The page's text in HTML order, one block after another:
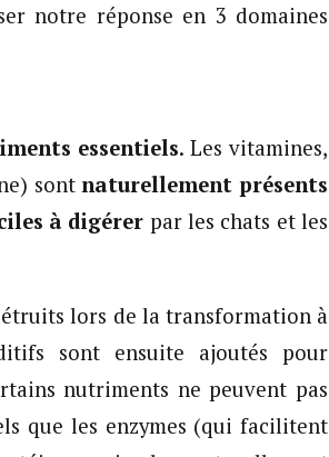
notre réponse en 3 domaines
essentiels. Les vitamines,
sontnaturellement présents
à digérer par les chats et les
lors de la transformation à
sont ensuite ajoutés pour
nutriments ne peuvent pas
que les enzymes (qui facilitent